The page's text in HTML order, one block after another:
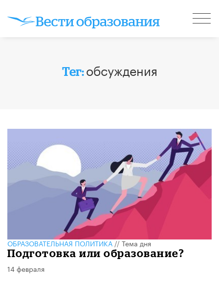
Тег:обсуждения
ОБРАЗОВАТЕЛЬНАЯ ПОЛИТИКА//Тема дня
Подготовка или образование?
14 февраля